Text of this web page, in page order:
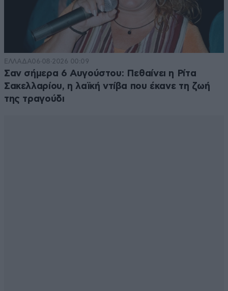
ΕΛΛΑΔΑ06·08·2026 00:09
Σαν σήμερα 6 Αυγούστου: Πεθαίνει η Ρίτα
Σακελλαρίου, η λαϊκή ντίβα που έκανε τη ζωή
της τραγούδι